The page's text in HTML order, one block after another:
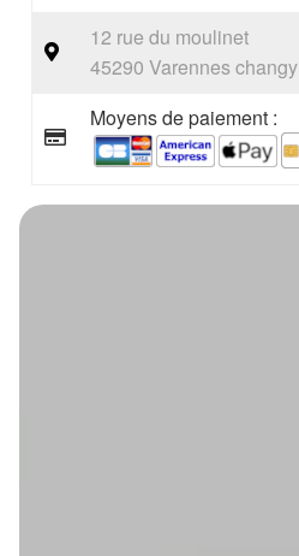
12 rue du moulinet
45290 Varennes changy
Moyens de paiement :